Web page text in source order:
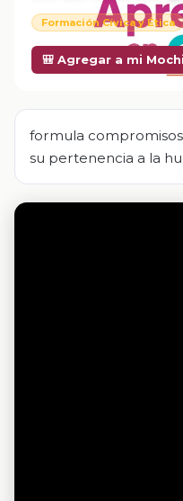
Formación Cívica y Ética
🎒 Agregar a mi
formula
su pertenencia a la